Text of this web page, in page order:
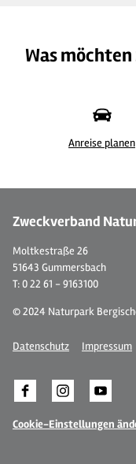
Was
Anreise planen
Zweckverband
Moltkestraße 26
51643 Gummersbach
T: 0 22 61 - 9163100
© 2024 Naturpark
Datenschutz Impressum
Cookie-Einstellungen